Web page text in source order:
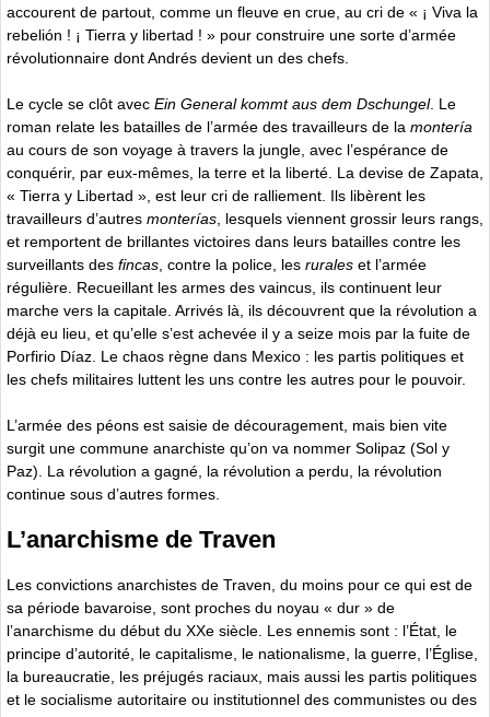
accourent de partout, comme un fleuve en crue, au cri de « ¡ Viva la
rebelión ! ¡ Tierra y libertad ! » pour construire une sorte d’armée
révolutionnaire dont Andrés devient un des chefs.
Le cycle se clôt avec Ein General kommt aus dem Dschungel. Le
roman relate les batailles de l’armée des travailleurs de la montería
au cours de son voyage à travers la jungle, avec l’espérance de
conquérir, par eux-mêmes, la terre et la liberté. La devise de Zapata,
« Tierra y Libertad », est leur cri de ralliement. Ils libèrent les
travailleurs d’autres monterías , lesquels viennent grossir leurs rangs,
et remportent de brillantes victoires dans leurs batailles contre les
surveillants des fincas , contre la police, les rurales et l’armée
régulière. Recueillant les armes des vaincus, ils continuent leur
marche vers la capitale. Arrivés là, ils découvrent que la révolution a
déjà eu lieu, et qu’elle s’est achevée il y a seize mois par la fuite de
Porfirio Díaz. Le chaos règne dans Mexico : les partis politiques et
les chefs militaires luttent les uns contre les autres pour le pouvoir.
L’armée des péons est saisie de découragement, mais bien vite
surgit une commune anarchiste qu’on va nommer Solipaz (Sol y
Paz). La révolution a gagné, la révolution a perdu, la révolution
continue sous d’autres formes.
L’anarchisme de Traven
Les convictions anarchistes de Traven, du moins pour ce qui est de
sa période bavaroise, sont proches du noyau « dur » de
l’anarchisme du début du XXe siècle. Les ennemis sont : l’État, le
principe d’autorité, le capitalisme, le nationalisme, la guerre, l’Église,
la bureaucratie, les préjugés raciaux, mais aussi les partis politiques
et le socialisme autoritaire ou institutionnel des communistes ou des